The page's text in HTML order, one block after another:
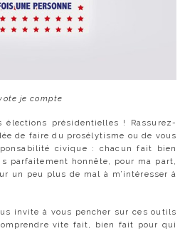
je compte
présidentielles ! Rassurez-
de faire du prosélytisme ou de vous
civique : chacun fait bien
parfaitement honnête, pour ma part,
un peu plus de mal à m’intéresser à
invite à vous pencher sur ces outils
vite fait, bien fait pour qui